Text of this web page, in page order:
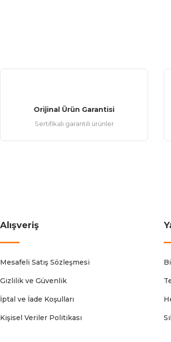
Orijinal Ürün Garantisi
Sertifikalı garantili ürünler
Alışveriş
Mesafeli Satış Sözleşmesi
Gizlilik ve Güvenlik
İptal ve İade Koşulları
Kişisel Veriler Politikası